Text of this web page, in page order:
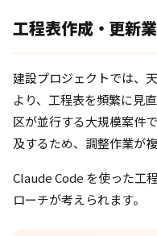
工程表作成・更新
建設プロジェクトでは、
より、工程表を頻繁に見
区が並行する大規模案件
及するため、調整作業が
Claude Code を使った工
ローチが考えられます。